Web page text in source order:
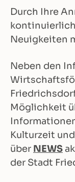
Durch Ihre
Neuigkeiten
Neben den
Möglichkeit
Kulturzeit
über NEWS
der Stadt